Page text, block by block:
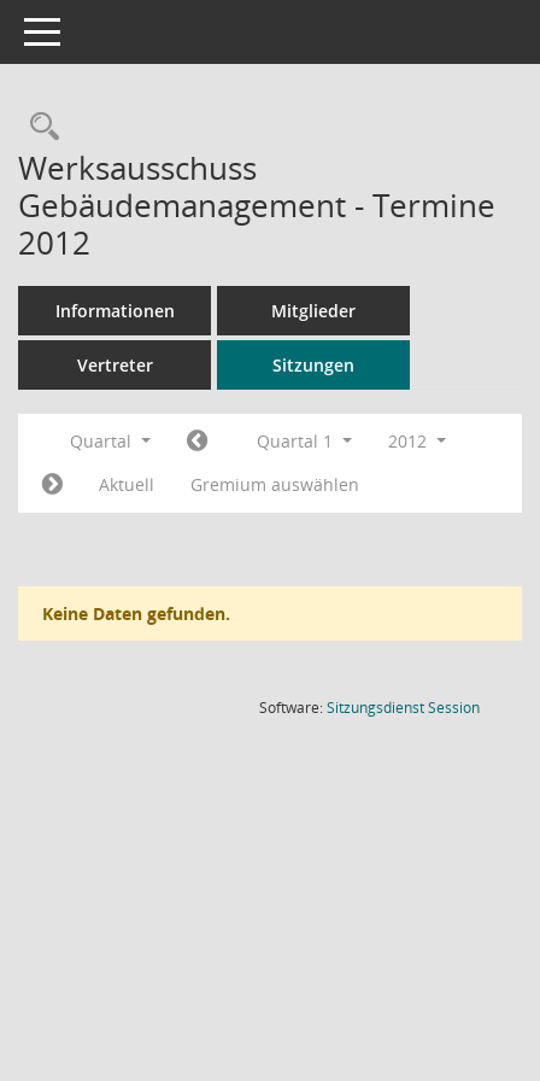
Toggle navigation
Rechercheauswahl
Werksausschuss
Gebäudemanagement - Termine
2012
Informationen Mitglieder
Vertreter Sitzungen
Quartal Quartal 1
2012
Aktuell
Gremium auswählen
Keine Daten gefunden.
Software:SitzungsdienstSession(Wird in